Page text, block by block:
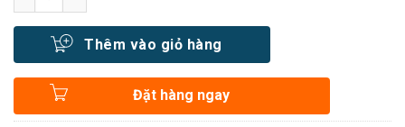
Thêm vào giỏ hàng
Đặt hàng ngay